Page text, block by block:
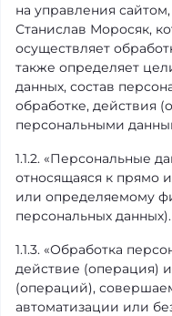
на управления
Станислав Моросяк,
осуществляет
также определяет
данных, состав
обработке, действия
персональными
1.1.2. «Персональные
относящаяся к прямо
или определяемому
персональных данных).
1.1.3. «Обработка
действие (операция)
(операций),
автоматизации или